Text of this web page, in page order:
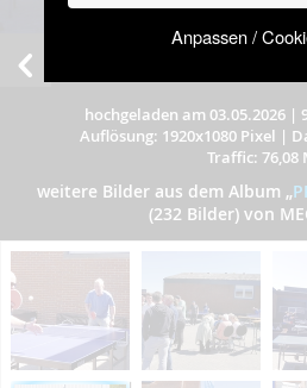
Anpassen /
hochgeladen am 03.05.2026|
Auflösung: 1920x1080 Pixel |
Traffic: 76,08
weitere Bilder aus dem Album „
(232 Bilder) von